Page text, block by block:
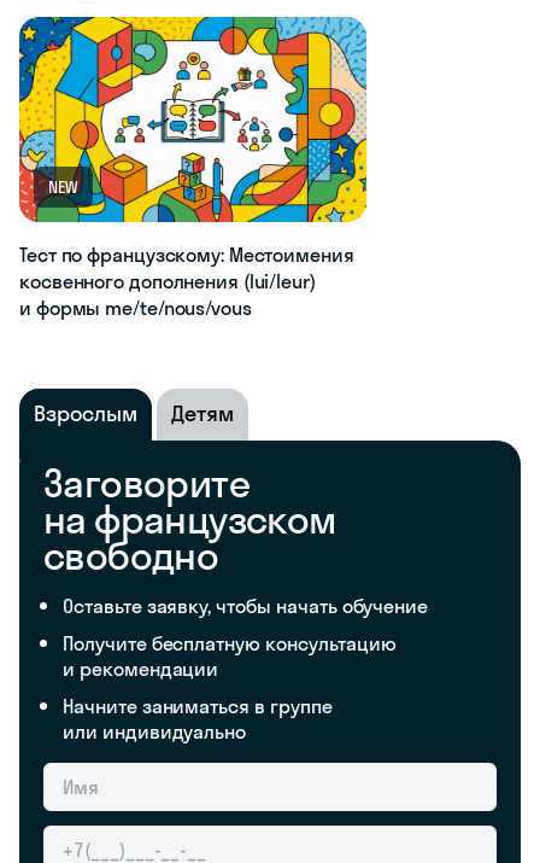
NEW
Тест по французскому: Местоимения
косвенного дополнения (lui/leur)
и формы me/te/nous/vous
Взрослым Детям
Заговорите
на французском
свободно
Оставьте заявку, чтобы начать обучение
Получите бесплатную консультацию
и рекомендации
Начните заниматься в группе
или индивидуально